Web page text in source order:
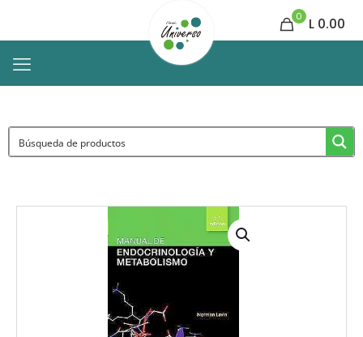
0 L 0.00